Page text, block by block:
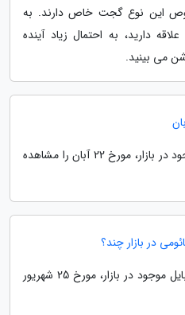
این نوع گجت خاص دارند. به
دارید، به احتمال زیاد آینده
می بینید.
قیمت روز انواع گوشی موبایل موجود در بازار، مورخ 22 آبان را مشاهده
در بازار چند؟
خبرنگاران : قیمت گوشی های موبایل موجود در بازار، مورخ 25 شهریور